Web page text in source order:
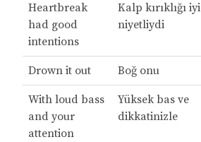
Heartbreak
had good
intentions
Kalp kırıklığı iyi
niyetliydi
Drown it out Boğ onu
With loud bass
and your
attention
Yüksek bas ve
dikkatinizle